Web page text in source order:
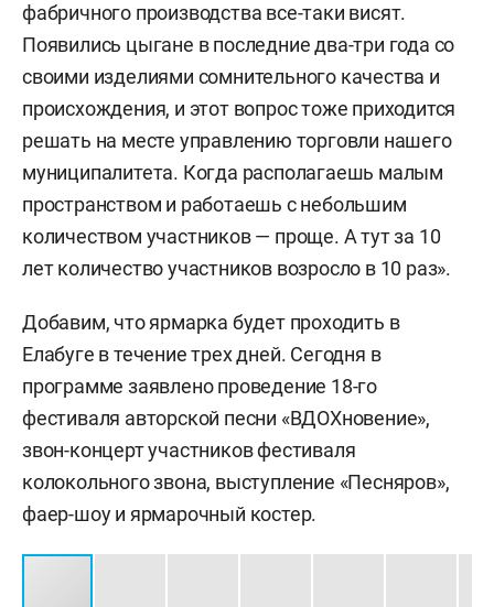
фабричного производства все-таки висят.
Появились цыгане в последние два-три года со
своими изделиями сомнительного качества и
происхождения, и этот вопрос тоже приходится
решать на месте управлению торговли нашего
муниципалитета. Когда располагаешь малым
пространством и работаешь с небольшим
количеством участников — проще. А тут за 10
лет количество участников возросло в 10 раз».
Добавим, что ярмарка будет проходить в
Елабуге в течение трех дней. Сегодня в
программе заявлено проведение 18-го
фестиваля авторской песни «ВДОХновение»,
звон-концерт участников фестиваля
колокольного звона, выступление «Песняров»,
фаер-шоу и ярмарочный костер.